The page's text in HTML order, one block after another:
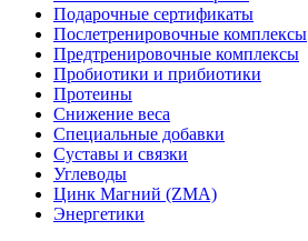
Подарочные сертификаты
Послетренировочные комплексы
Предтренировочные комплексы
Пробиотики и прибиотики
Протеины
Снижение веса
Специальные добавки
Суставы и связки
Углеводы
Цинк Магний (ZMA)
Энергетики